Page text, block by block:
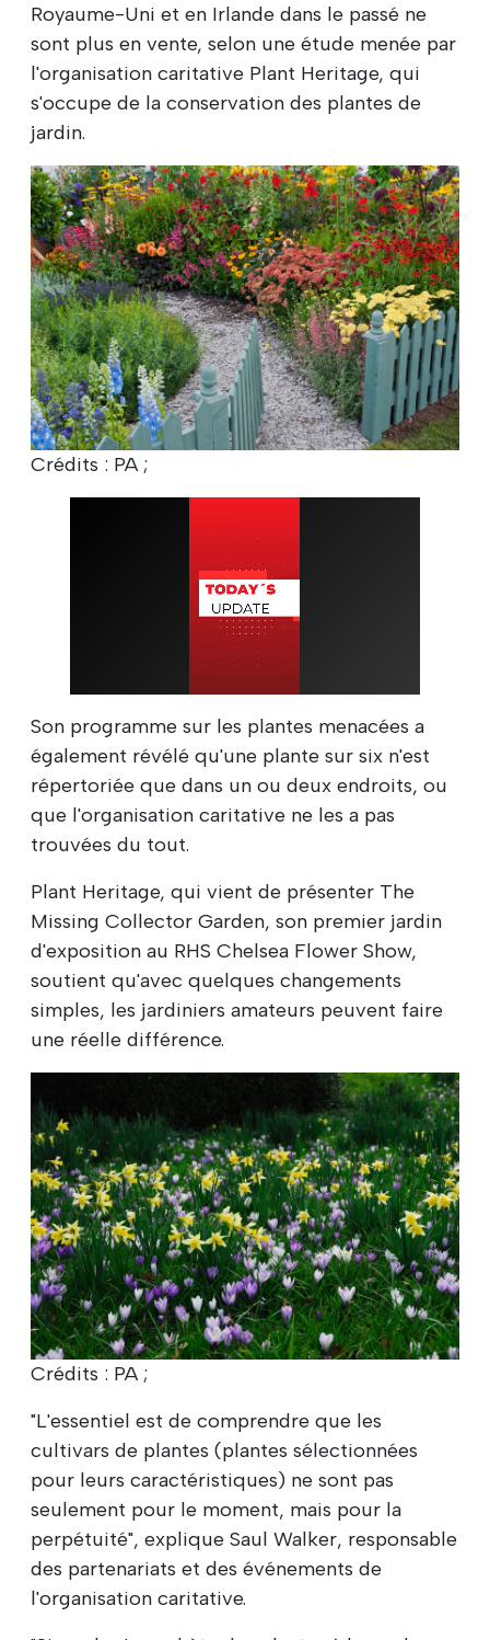
Royaume-Uni et en Irlande dans le passé ne
sont plus en vente, selon une étude menée par
l'organisation caritative Plant Heritage, qui
s'occupe de la conservation des plantes de
jardin.
Crédits : PA ;
Son programme sur les plantes menacées a
également révélé qu'une plante sur six n'est
répertoriée que dans un ou deux endroits, ou
que l'organisation caritative ne les a pas
trouvées du tout.
Plant Heritage, qui vient de présenter The
Missing Collector Garden, son premier jardin
d'exposition au RHS Chelsea Flower Show,
soutient qu'avec quelques changements
simples, les jardiniers amateurs peuvent faire
une réelle différence.
Crédits : PA ;
"L'essentiel est de comprendre que les
cultivars de plantes (plantes sélectionnées
pour leurs caractéristiques) ne sont pas
seulement pour le moment, mais pour la
perpétuité", explique Saul Walker, responsable
des partenariats et des événements de
l'organisation caritative.